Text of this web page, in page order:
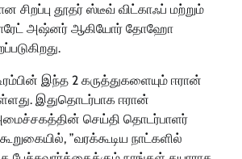
சிறப்பு தூதர் ஸ்டீவ் விட்காஃப் மற்றும்
அஷ்னர் ஆகியோர் தோஹோ
இந்த 2 கருத்துகளையும் ஈரான்
இதுதொடர்பாக ஈரான்
செய்தி தொடர்பாளர்
”வரக்கூடிய நாட்களில்